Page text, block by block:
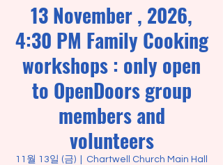
13 November , 2026,
4:30 PM Family Cooking
workshops : only open
to OpenDoors group
members and
volunteers
11월 13일 (금) Chartwell Church Main Hall